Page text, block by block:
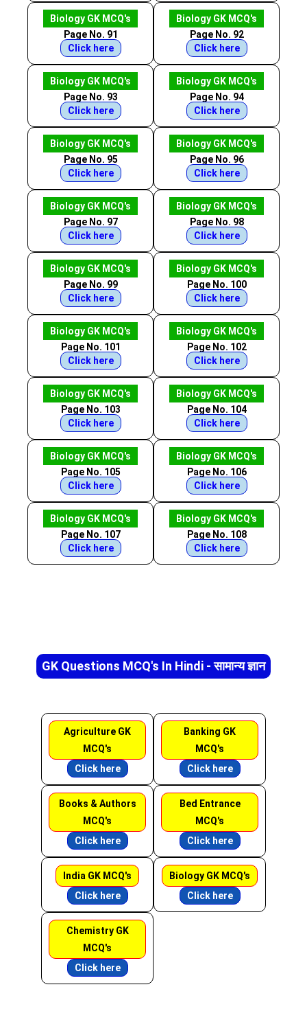
Biology GK MCQ's
Page No. 91
Click here
Biology GK MCQ's
Page No. 92
Click here
Biology GK MCQ's
Page No. 93
Click here
Biology GK MCQ's
Page No. 94
Click here
Biology GK MCQ's
Page No. 95
Click here
Biology GK MCQ's
Page No. 96
Click here
Biology GK MCQ's
Page No. 97
Click here
Biology GK MCQ's
Page No. 98
Click here
Biology GK MCQ's
Page No. 99
Click here
Biology GK MCQ's
Page No. 100
Click here
Biology GK MCQ's
Page No. 101
Click here
Biology GK MCQ's
Page No. 102
Click here
Biology GK MCQ's
Page No. 103
Click here
Biology GK MCQ's
Page No. 104
Click here
Biology GK MCQ's
Page No. 105
Click here
Biology GK MCQ's
Page No. 106
Click here
Biology GK MCQ's
Page No. 107
Click here
Biology GK MCQ's
Page No. 108
Click here
GK Questions MCQ's In Hindi - सामान्य ज्ञान
Agriculture GK
MCQ's
Click here
Banking GK
MCQ's
Click here
Books & Authors
MCQ's
Click here
Bed Entrance
MCQ's
Click here
India GK MCQ's
Click here
Biology GK MCQ's
Click here
Chemistry GK
MCQ's
Click here